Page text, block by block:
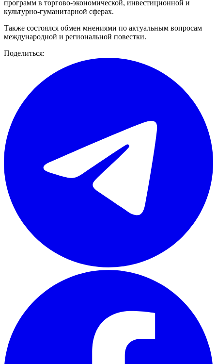
программ в торгово-экономической, инвестиционной и
культурно-гуманитарной сферах.
Также состоялся обмен мнениями по актуальным вопросам
международной и региональной повестки.
Поделиться: